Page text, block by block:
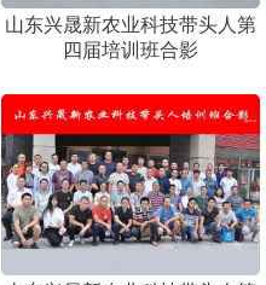
山东兴晟新农业科技带头人第
四届培训班合影